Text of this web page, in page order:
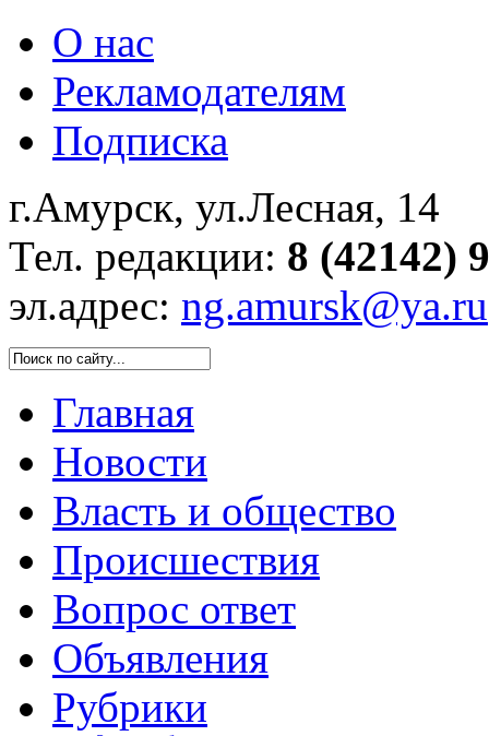
О нас
Рекламодателям
Подписка
г.Амурск, ул.Лесная, 14
Тел. редакции: 8 (42142)
эл.адрес: ng.amursk@ya.ru
Главная
Новости
Власть и общество
Происшествия
Вопрос ответ
Объявления
Рубрики